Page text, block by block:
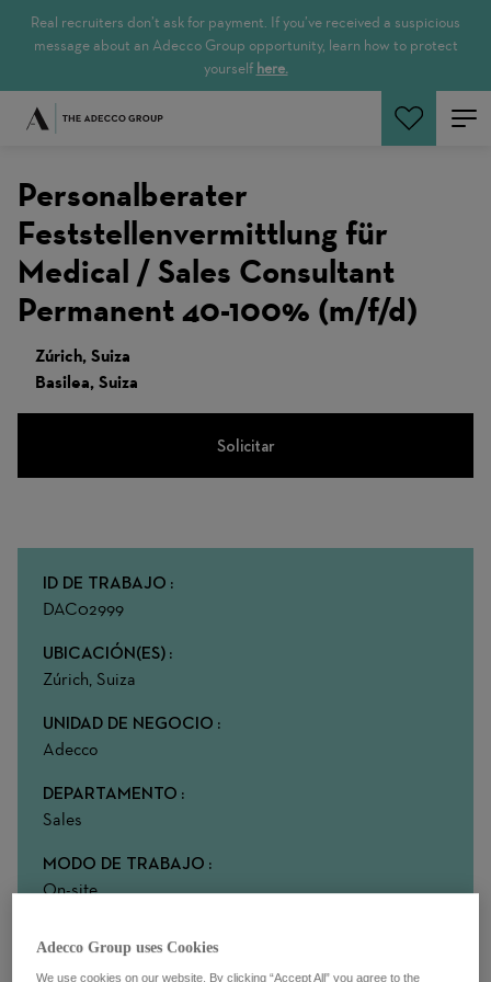
Real recruiters don’t ask for payment. If you’ve received a suspicious
message about an Adecco Group opportunity, learn how to protect
yourself here.
Buscar empleos
Personalberater
Feststellenvermittlung für
Medical / Sales Consultant
Permanent 40-100% (m/f/d)
Zúrich, Suiza
Basilea, Suiza
Solicitar
ID DE TRABAJO
DAC02999
UBICACIÓN(ES)
Zúrich, Suiza
UNIDAD DE NEGOCIO
Adecco
DEPARTAMENTO
Sales
MODO DE TRABAJO
On-site
Adecco Group uses Cookies
We use cookies on our website. By clicking “Accept All” you agree to the